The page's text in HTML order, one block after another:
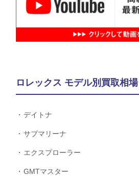
ロレックス モデル別買取相場
デイトナ
サブマリーナ
エクスプローラー
GMTマスター